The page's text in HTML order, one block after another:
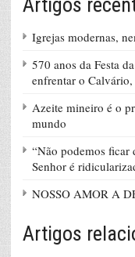
Artigos
Igrejas modernas,
570 anos da Festa
enfrentar o Calvário,
Azeite mineiro é o
mundo
“Não podemos ficar
Senhor é
NOSSO AMOR A
Artigos